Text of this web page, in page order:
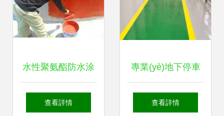
水性聚氨酯防水涂
料涂裝工程施工要
查看詳情
專業(yè)地下停車
場環(huán)氧地坪
查看詳情